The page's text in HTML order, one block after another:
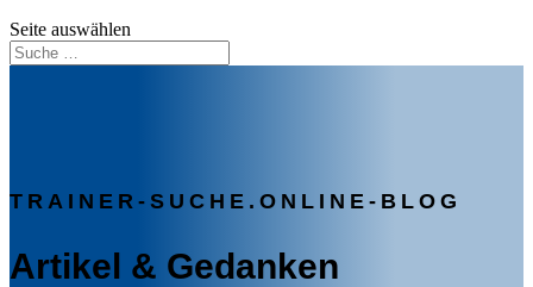
Seite auswählen
TRAINER-SUCHE.ONLINE-BLOG
Artikel & Gedanken